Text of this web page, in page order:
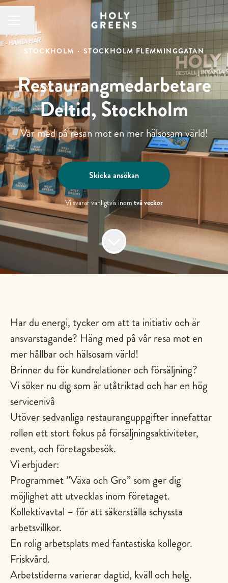
KARRIÄRMENY
Dela sidan
STOCKHOLM · STOCKHOLM FLEMMINGGATAN
Restaurangmedarbetare
Deltid, Stockholm
Var med på resan mot en mer hälsosam värld!
Skicka ansökan
Vi svarar vanligtvis inom två veckor
Har du energi, tycker om att ta initiativ och är
ansvarstagande? Häng med på vår resa mot en
mer hållbar och hälsosam värld!
Brinner du för kundrelationer och försäljning?
Vi söker nu dig som är utåtriktad och har en hög
servicenivå
Utöver sedvanliga restauranguppgifter innefattar
rollen ett stort fokus på försäljningsaktiviteter,
event, och företagsbesök.
Vi erbjuder:
Programmet ”Växa och Gro” som ger dig
möjlighet att utvecklas inom företaget.
Kollektivavtal – för att säkerställa schyssta
arbetsvillkor.
En rolig arbetsplats med fantastiska kollegor.
Friskvård.
Arbetstiderna varierar dagtid, kväll och helg.